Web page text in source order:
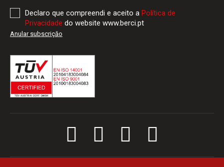
Declaro que compreendi e aceito a Política de
Privacidade do website www.berci.pt
Anular subscriçăo